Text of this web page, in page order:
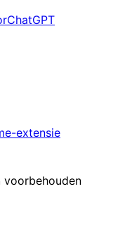
ChatGPT
extensie
voorbehouden